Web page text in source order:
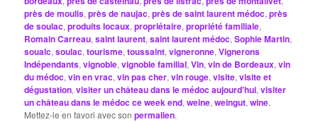
près de moulis,près de naujac,près de saint laurent médoc,près
de soulac,produits locaux,propriétaire,propriété familiale,
Romain Carreau,saint laurent,saint laurent médoc,Sophie Martin,
soualc,soulac,tourisme,toussaint,vigneronne,Vignerons
Indépendants,vignoble,vignoble familial,Vin,vin de Bordeaux,vin
du médoc,vin en vrac,vin pas cher,vin rouge,visite,visite et
dégustation,visiter un château dans le médoc aujourd'hui,visiter
un château dans le médoc ce week end,weine,weingut,wine.
Mettez-le en favori avec sonpermalien.